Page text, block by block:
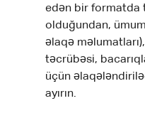
edən bir formatda
olduğundan,
əlaqə
təcrübəsi,
üçün
ayırın.